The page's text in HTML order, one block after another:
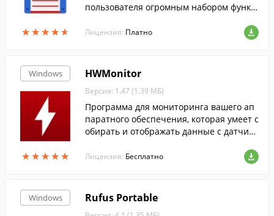
★★★★★
★★★★★
пользователя огромным набором функц
и папками.
Лицензия: Платно
Windows
★★★★★
★★★★★
HWMonitor
Версия: 1.47 (1.39 МБ)
Программа для мониторинга вашего ап
паратного обеспечения, которая умеет с
обирать и отображать данные с датчико
вентиляторов.
Лицензия: Бесплатно
Windows Rufus Portable